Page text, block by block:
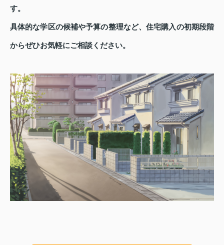
す。
具体的な学区の候補や予算の整理など、住宅購入の初期段階
からぜひお気軽にご相談ください。